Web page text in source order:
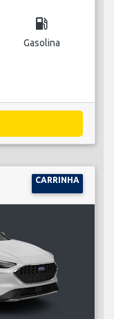
local_gas_station
Gasolina
CARRINHA